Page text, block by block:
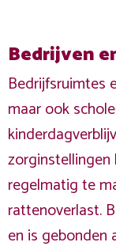
Bedrijven
Bedrijfsruimtes
maar ook
zorginstellingen
regelmatig te
rattenoverlast.
en is gebonden